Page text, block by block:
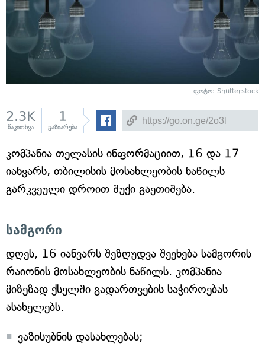
ფოტო: Shutterstock
2.3K
წაკითხვა
1
გაზიარება
კომპანია თელასის ინფორმაციით, 16 და 17
იანვარს, თბილისის მოსახლეობის ნაწილს
გარკვეული დროით შუქი გაეთიშება.
სამგორი
დღეს, 16 იანვარს შეზღუდვა შეეხება სამგორის
რაიონის მოსახლეობის ნაწილს. კომპანია
მიზეზად ქსელში გადართვების საჭიროებას
ასახელებს.
ვაზისუბნის დასახლებას;